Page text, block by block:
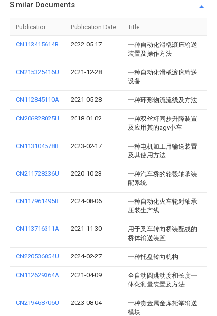
Similar Documents
Publication Publication Date Title
CN113415614B 2022-05-17
一种自动化滑橇滚床输送
装置及操作方法
CN215325416U 2021-12-28
一种自动化滑橇滚床输送
设备
CN112845110A 2021-05-28 一种环形物流流线及方法
CN206828025U 2018-01-02
一种双丝杆同步升降装置
及应用其的agv小车
CN113104578B 2023-02-17
一种电机加工用输送装置
及其使用方法
CN211728236U 2020-10-23
一种汽车桥的轮毂轴承装
配系统
CN117961495B 2024-08-06
一种自动化火车轮对轴承
压装生产线
CN113716311A 2021-11-30
用于叉车转向桥装配线的
桥体输送装置
CN220536854U 2024-02-27 一种托盘转向机构
CN112629364A 2021-04-09
全自动圆跳动度和长度一
体化测量装置及方法
CN219468706U 2023-08-04
一种贵金属金库托举输送
模块